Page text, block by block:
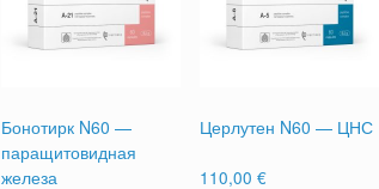
Бонотирк N60 —
паращитовидная
железа
Церлутен N60 — ЦНС
110,00 €